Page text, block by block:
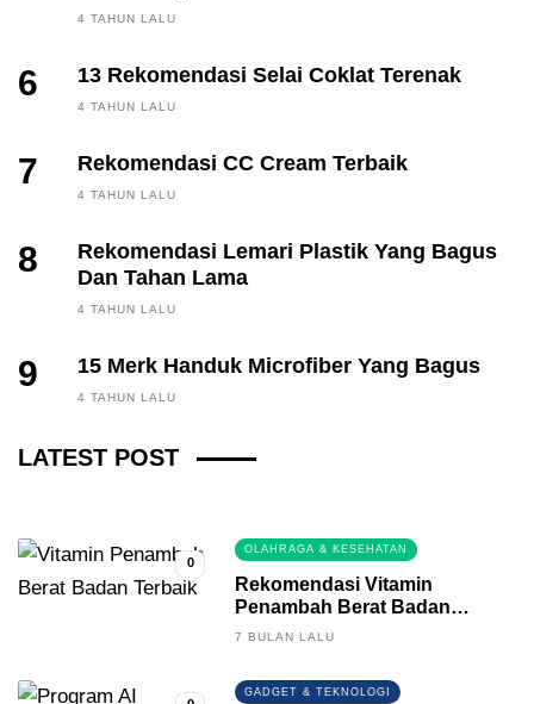
4 TAHUN LALU
6 13 Rekomendasi Selai Coklat Terenak
4 TAHUN LALU
7 Rekomendasi CC Cream Terbaik
4 TAHUN LALU
8
Rekomendasi Lemari Plastik Yang Bagus
Dan Tahan Lama
4 TAHUN LALU
9 15 Merk Handuk Microfiber Yang Bagus
4 TAHUN LALU
LATEST POST
FINANCE, INVESTING
3 BULAN LALU
0
OLAHRAGA & KESEHATAN
Rekomendasi Vitamin
Penambah Berat Badan
Terbaik
7 BULAN LALU
GADGET & TEKNOLOGI